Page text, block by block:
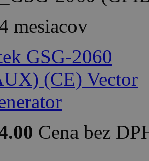
mesiacov
Cena bez